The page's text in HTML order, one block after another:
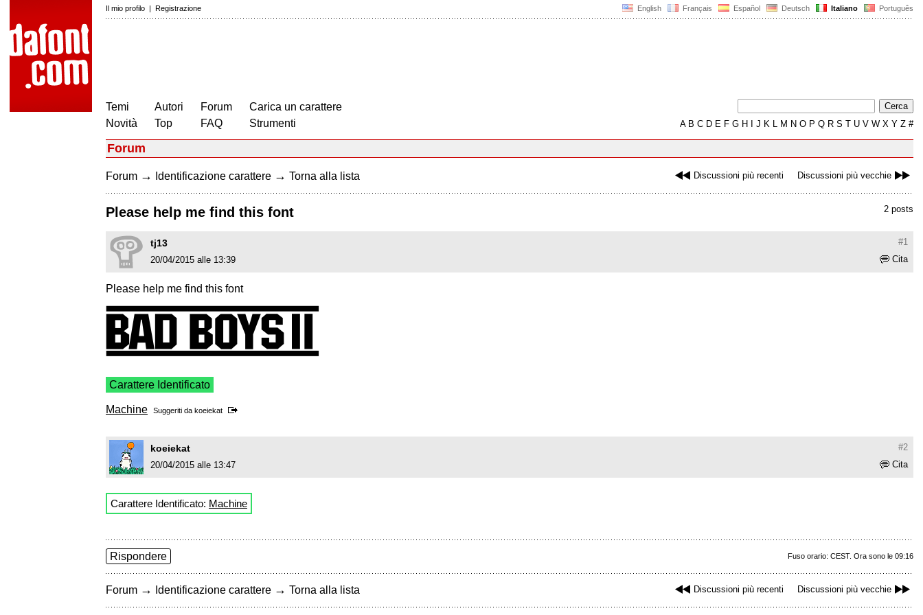
English Français Español Deutsch Italiano Português
Il mio profilo | Registrazione
Temi
Novità
Autori
Top
Forum
FAQ
Carica un carattere
Strumenti
AB C D E F G H J K L M N O P Q R S T U V W X Y Z #
Forum
Discussioni più recenti Discussioni più vecchie
Forum → Identificazione carattere → Torna alla lista
2 posts
Please help me find this font
#1
tj13
Cita
20/04/2015 alle 13:39
Please help me find this font
Carattere Identificato
Machine Suggeriti da koeiekat
#2
koeiekat
Cita
20/04/2015 alle 13:47
Carattere Identificato: Machine
Fuso orario: CEST. Ora sono le 09:16
Rispondere
Discussioni più recenti Discussioni più vecchie
Forum → Identificazione carattere → Torna alla lista